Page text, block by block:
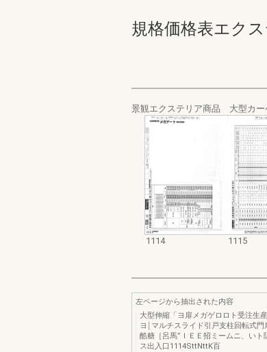
規格価格表エク
景観エクステリア商品 大型カ
1114 1115
左ページから抽出された内容
大型伸縮「ヨ扉メガゲロロト受注生
ヨ￨マルチスライド引戸支柱回転式
酷糖［呂馬”ＩＥＥ招ミームニ、いト
ス出入口1114SttNttK百